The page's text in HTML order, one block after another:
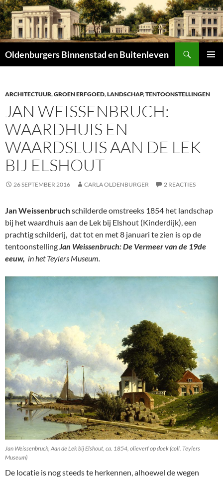
Oldenburgers Binnenstad en Buitenleven
ARCHITECTUUR,GROEN ERFGOED,LANDSCHAP,TENTOONSTELLINGEN
JAN WEISSENBRUCH:
WAARDHUIS EN
WAARDSLUIS AAN DE LEK
BIJ ELSHOUT
26 SEPTEMBER 2016 CARLA OLDENBURGER 2 REACTIES
Jan Weissenbruchschilderde omstreeks 1854 het landschap
bij het waardhuis aan de Lek bij Elshout (Kinderdijk), een
prachtig schilderij, dat tot en met 8 januari te zien is op de
tentoonstellingJan Weissenbruch: De Vermeer van de 19de
eeuw, in het Teylers Museum.
Jan Weissenbruch, Aan de Lek bij Elshout, ca. 1854, olieverf op doek (coll. Teylers
Museum)
De locatie is nog steeds te herkennen, alhoewel de wegen